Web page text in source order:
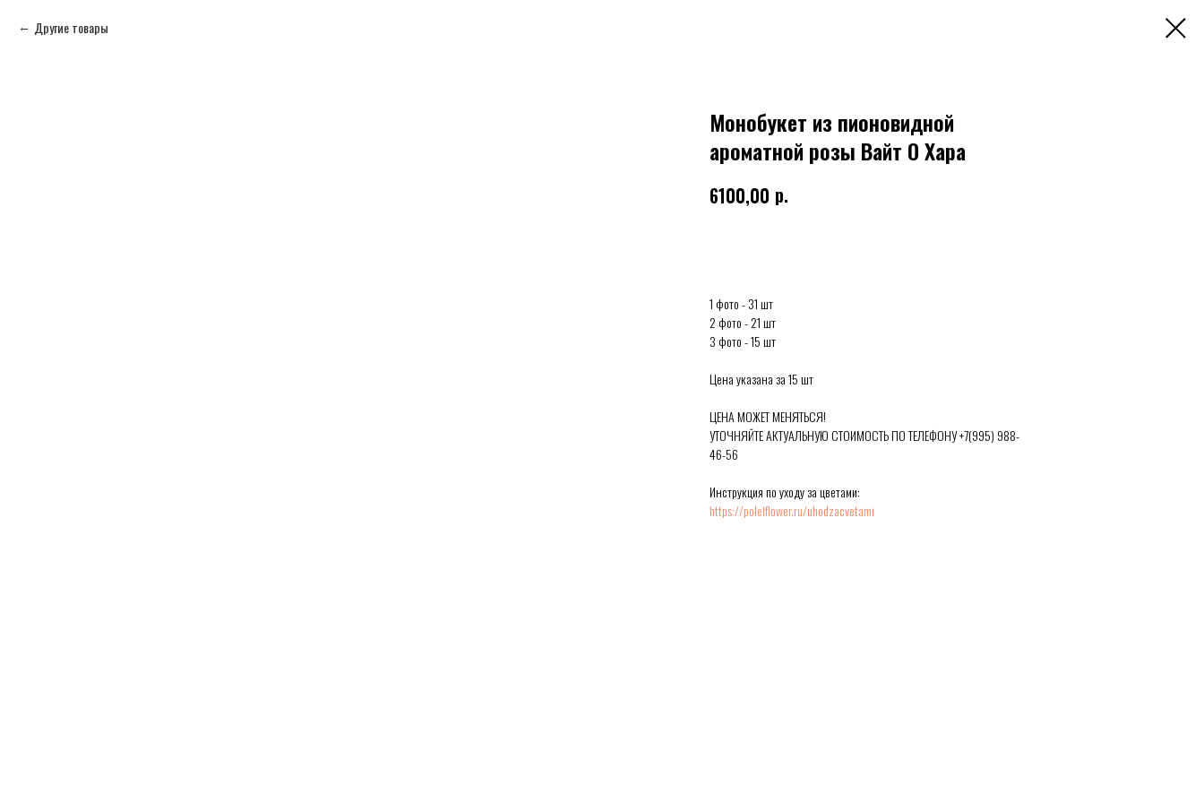
Другие товары
Монобукет из пионовидной
ароматной розы Вайт О Хара
6100,00 р.
1 фото - 31 шт
2 фото - 21 шт
3 фото - 15 шт
Цена указана за 15 шт
ЦЕНА МОЖЕТ МЕНЯТЬСЯ!
УТОЧНЯЙТЕ АКТУАЛЬНУЮ СТОИМОСТЬ ПО ТЕЛЕФОНУ +7(995) 988-
46-56
Инструкция по уходу за цветами:
https://polelflower.ru/uhodzacvetami